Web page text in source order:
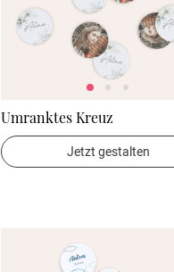
Umranktes Kreuz
Jetzt gestalten